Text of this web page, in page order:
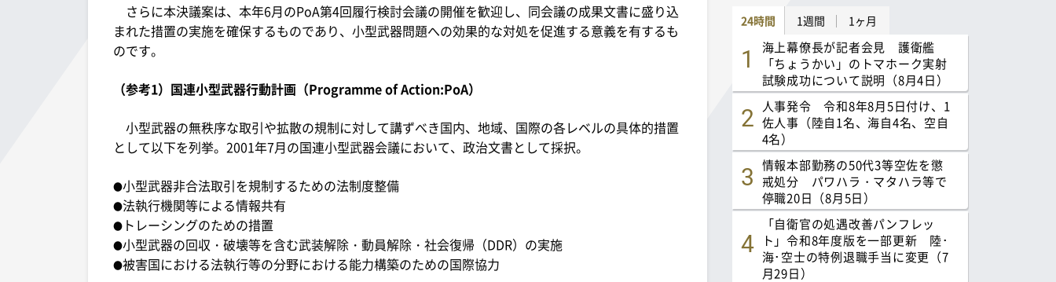
さらに本決議案は、本年6月のPoA第4回履行検討会議の開催を歓迎し、同会議の成果文書に盛り込
まれた措置の実施を確保するものであり、小型武器問題への効果的な対処を促進する意義を有するも
のです。
（参考1）国連小型武器行動計画（Programme of Action:PoA）
小型武器の無秩序な取引や拡散の規制に対して講ずべき国内、地域、国際の各レベルの具体的措置
として以下を列挙。2001年7月の国連小型武器会議において、政治文書として採択。
●小型武器非合法取引を規制するための法制度整備
●法執行機関等による情報共有
● トレーシングのための措置
●小型武器の回収・破壊等を含む武装解除・動員解除・社会復帰（DDR）の実施
●被害国における法執行等の分野における能力構築のための国際協力
24時間 1週間 1ヶ月
海上幕僚長が記者会見 護衛艦
「ちょうかい」のトマホーク実射
試験成功について説明（8月4日）
人事発令 令和8年8月5日付け、1
佐人事（陸自1名、海自4名、空自
4名）
情報本部勤務の50代3等空佐を懲
戒処分 パワハラ・マタハラ等で
停職20日（8月5日）
「自衛官の処遇改善パンフレッ
ト」令和8年度版を一部更新 陸･
海･空士の特例退職手当に変更（7
月29日）